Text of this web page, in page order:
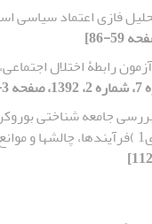
فازی اعتماد سیاسی
آزمون رابطۀ اختلال
27]
جامعه شناختی